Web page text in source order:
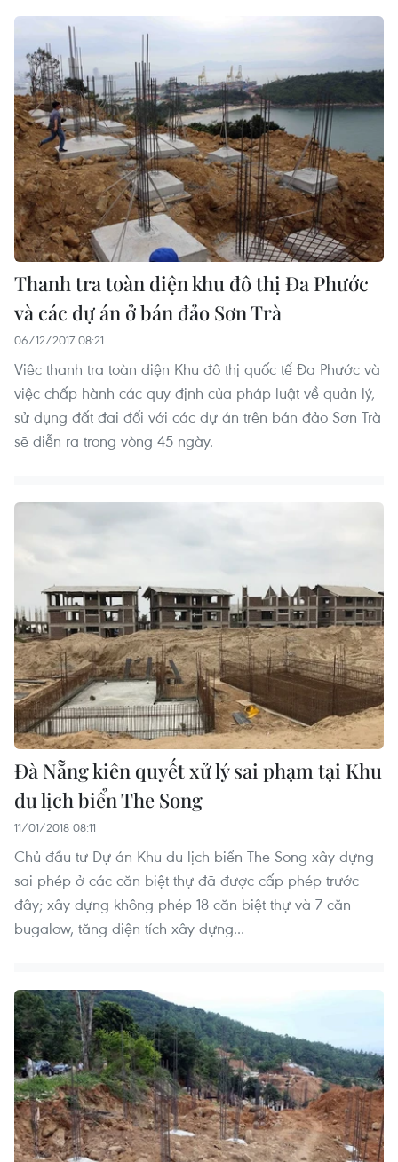
Thanh tra toàn diện khu đô thị Đa Phước
và các dự án ở bán đảo Sơn Trà
06/12/2017 08:21
Viêc thanh tra toàn diện Khu đô thị quốc tế Đa Phước và
việc chấp hành các quy định của pháp luật về quản lý,
sử dụng đất đai đối với các dự án trên bán đảo Sơn Trà
sẽ diễn ra trong vòng 45 ngày.
Đà Nẵng kiên quyết xử lý sai phạm tại Khu
du lịch biển The Song
11/01/2018 08:11
Chủ đầu tư Dự án Khu du lịch biển The Song xây dựng
sai phép ở các căn biệt thự đã được cấp phép trước
đây; xây dựng không phép 18 căn biệt thự và 7 căn
bugalow, tăng diện tích xây dựng...